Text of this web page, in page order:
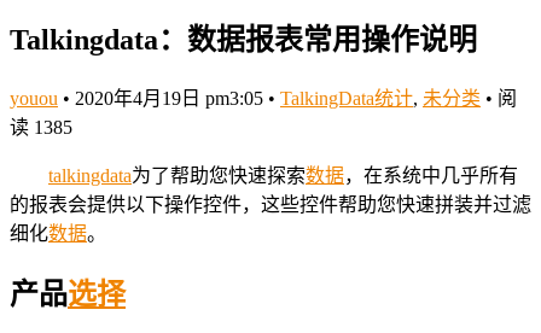
Talkingdata：数据报表常用操作说明
youou • 2020年4月19日 pm3:05 • TalkingData统计, 未分类 • 阅
读 1385
talkingdata为了帮助您快速探索数据，在系统中几乎所有
的报表会提供以下操作控件，这些控件帮助您快速拼装并过滤
细化数据。
产品选择